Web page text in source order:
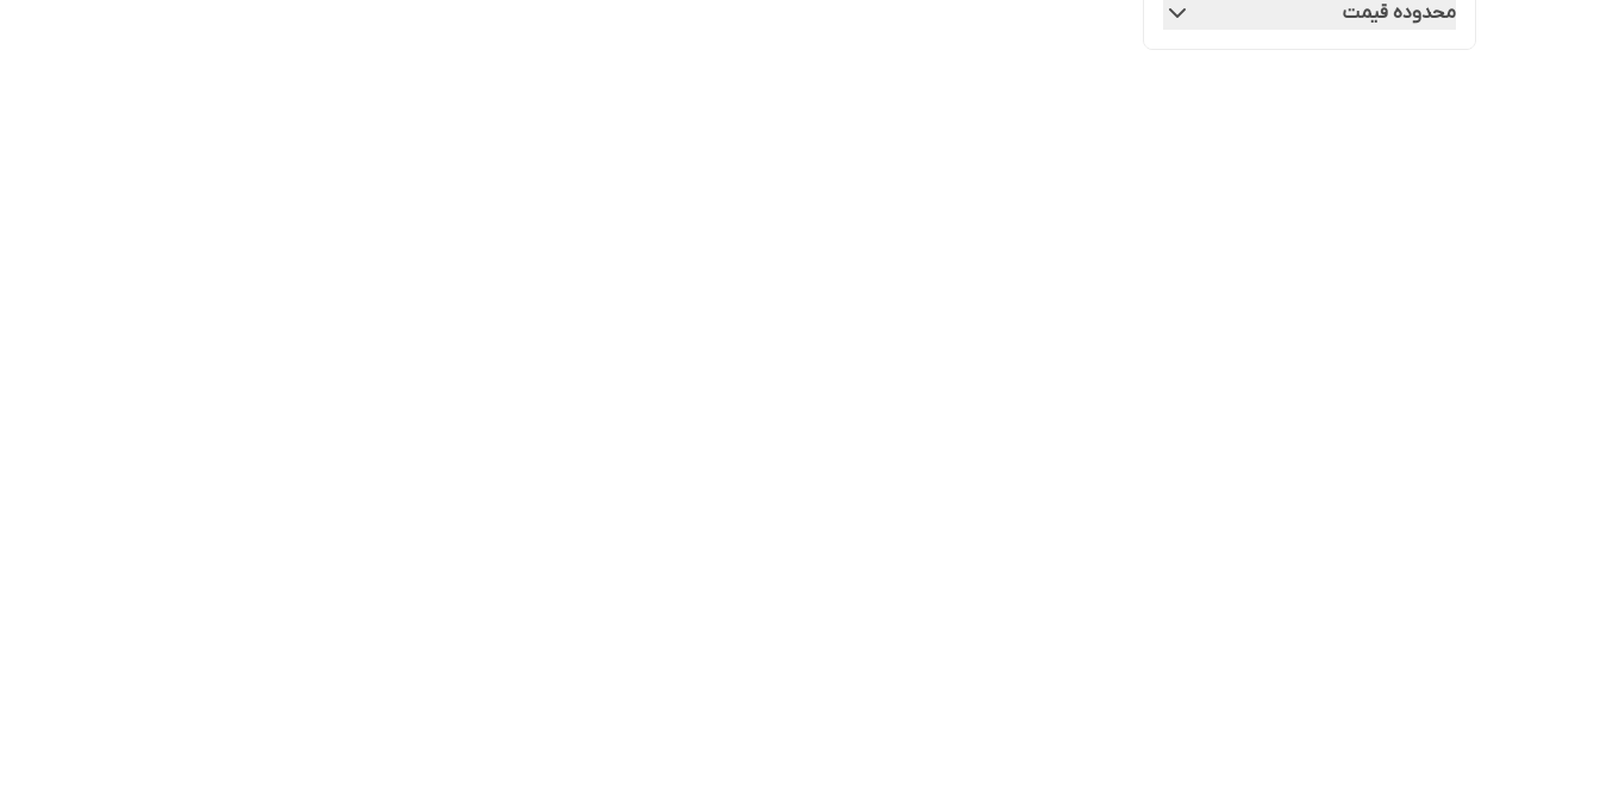
محدوده قیمت